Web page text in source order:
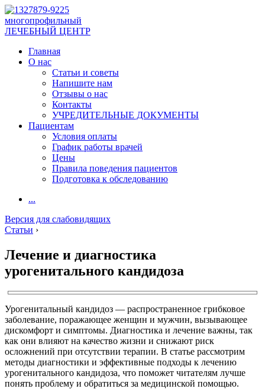
многопрофильный
ЛЕЧЕБНЫЙ ЦЕНТР
Главная
О нас
Статьи и советы
Напишите нам
Отзывы о нас
Контакты
УЧРЕДИТЕЛЬНЫЕ ДОКУМЕНТЫ
Пациентам
Условия оплаты
График работы врачей
Цены
Правила поведения пациентов
Подготовка к обследованию
...
Версия для слабовидящих
Статьи ›
Лечение и диагностика
урогенитального кандидоза
Урогенитальный кандидоз — распространенное грибковое
заболевание, поражающее женщин и мужчин, вызывающее
дискомфорт и симптомы. Диагностика и лечение важны, так
как они влияют на качество жизни и снижают риск
осложнений при отсутствии терапии. В статье рассмотрим
методы диагностики и эффективные подходы к лечению
урогенитального кандидоза, что поможет читателям лучше
понять проблему и обратиться за медицинской помощью.